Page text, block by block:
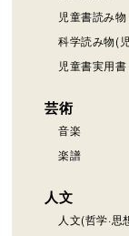
児童書読み物
科学読み物(
児童書実用書
芸術
音楽
楽譜
人文
人文(哲学·思